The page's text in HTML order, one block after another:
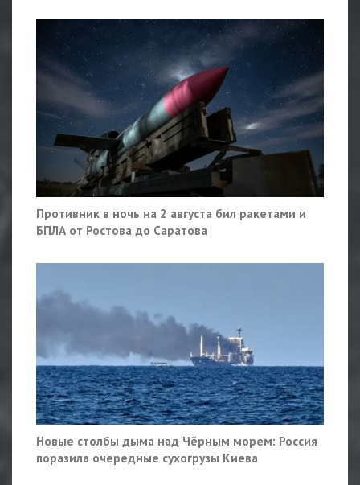
Противник в ночь на 2 августа бил ракетами и
БПЛА от Ростова до Саратова
Новые столбы дыма над Чёрным морем: Россия
поразила очередные сухогрузы Киева